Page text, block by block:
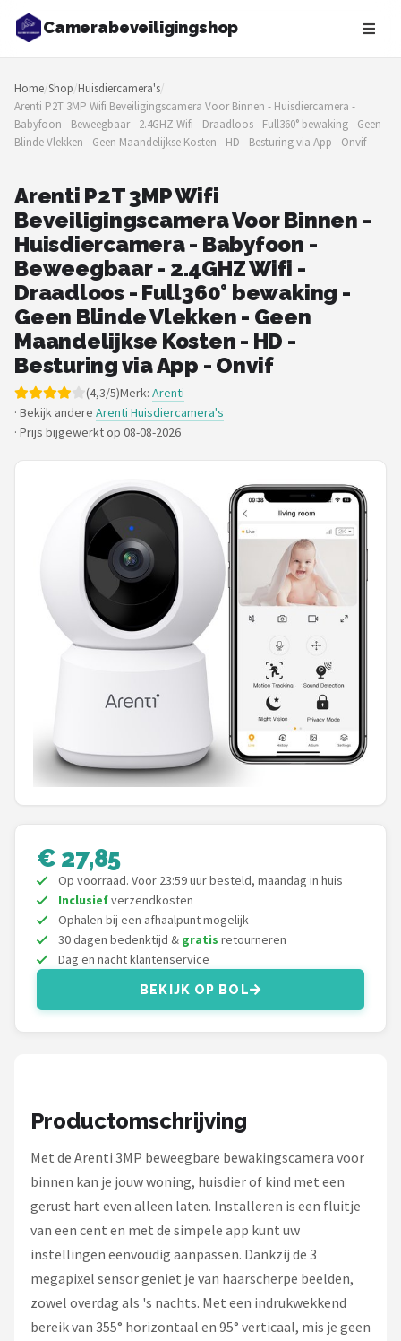
Camerabeveiligingshop
Zoeken
NAVIGATIE
Shop
Blog
Beveiligingscamera's
Camera Deurbellen
NAS
Shop
POPULAIRE MERKEN
Eufy
Home-Locking
Reolink
EZVIZ
Hikvision
Teceye
Smartwares
ieGeek
Alle merken →
Home/Shop/Huisdiercamera's/
Arenti P2T 3MP Wifi Beveiligingscamera Voor Binnen - Huisdiercamera -
Babyfoon - Beweegbaar - 2.4GHZ Wifi - Draadloos - Full360° bewaking - Geen
Blinde Vlekken - Geen Maandelijkse Kosten - HD - Besturing via App - Onvif
Arenti P2T 3MP Wifi
Beveiligingscamera Voor Binnen -
Huisdiercamera - Babyfoon -
Beweegbaar - 2.4GHZ Wifi -
Draadloos - Full360° bewaking -
Geen Blinde Vlekken - Geen
Maandelijkse Kosten - HD -
Besturing via App - Onvif
(4,3/5)Merk: Arenti
· Bekijk andere Arenti Huisdiercamera's
· Prijs bijgewerkt op 08-08-2026
€ 27,85
Op voorraad. Voor 23:59 uur besteld, maandag in huis
Inclusiefverzendkosten
Ophalen bij een afhaalpunt mogelijk
30 dagen bedenktijd & gratis retourneren
Dag en nacht klantenservice
BEKIJK OP BOL
Productomschrijving
Met de Arenti 3MP beweegbare bewakingscamera voor
binnen kan je jouw woning, huisdier of kind met een
gerust hart even alleen laten. Installeren is een fluitje
van een cent en met de simpele app kunt uw
instellingen eenvoudig aanpassen. Dankzij de 3
megapixel sensor geniet je van haarscherpe beelden,
zowel overdag als 's nachts. Met een indrukwekkend
bereik van 355° horizontaal en 95° verticaal, mis je geen